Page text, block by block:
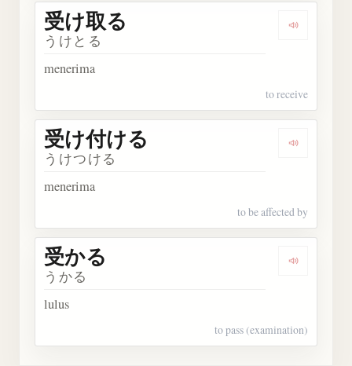
受け取る
うけとる
menerima
to receive
受け付ける
うけつける
menerima
to be affected by
受かる
うかる
lulus
to pass (examination)